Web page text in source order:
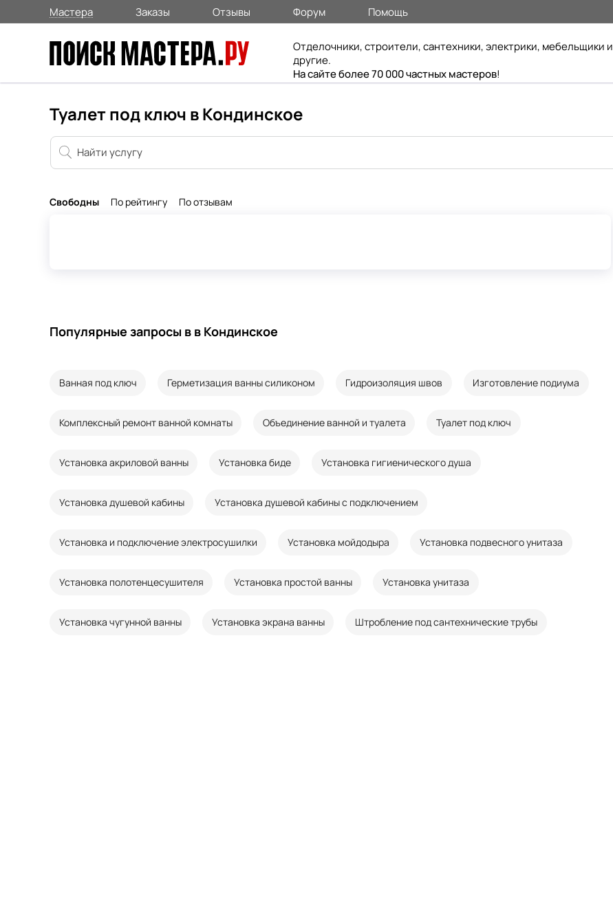
Мастера Заказы Отзывы Форум Помощь
Отделочники, строители, сантехники, электрики, мебельщики и
другие.
На сайте более 70 000 частных мастеров!
Туалет под ключ в Кондинское
Свободны По рейтингу По отзывам
Популярные запросы в в Кондинское
Ванная под ключ Герметизация ванны силиконом Гидроизоляция швов Изготовление подиума
Комплексный ремонт ванной комнаты Объединение ванной и туалета Туалет под ключ
Установка акриловой ванны Установка биде Установка гигиенического душа
Установка душевой кабины Установка душевой кабины с подключением
Установка и подключение электросушилки Установка мойдодыра Установка подвесного унитаза
Установка полотенцесушителя Установка простой ванны Установка унитаза
Установка чугунной ванны Установка экрана ванны Штробление под сантехнические трубы